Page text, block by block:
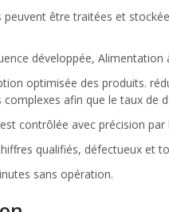
peuvent être traitées et
développée,
optimisée des produits.
afin que le taux de
contrôlée avec précision
qualifiés, défectueux et
sans opération.